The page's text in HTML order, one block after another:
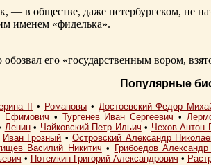
в обществе, даже петербургском, не
именем «фиделька».
его «государственным вором,
Популярные
II • Романовы• Достоевский Федор
Ефимович • Тургенев Иван Сергеевич •
Ленин• Чайковский Петр Ильич • Чехов Антон
Иван Грозный •Островский Александр
Василий Никитич • Грибоедов Александр
• Потемкин Григорий Александрович •